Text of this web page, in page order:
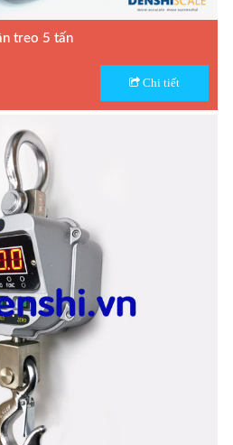
treo 5 tấn
Chi tiết